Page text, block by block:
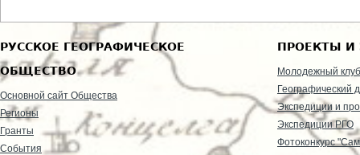
РУССКОЕ ГЕОГРАФИЧЕСКОЕ
ОБЩЕСТВО
Основной сайт Общества
Регионы
Гранты
События
ПРОЕКТЫ И
Молодежный клуб
Географический
Экспедиции и
Экспедиции РГО
Фотоконкурс